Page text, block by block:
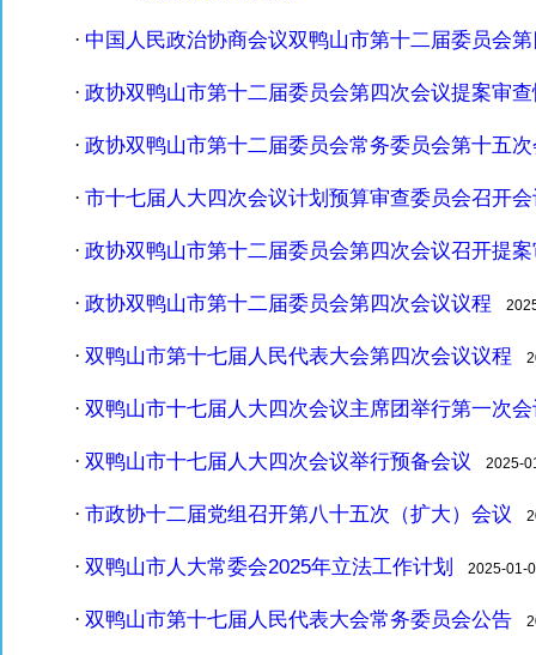
· 中国人民政治协商会议双鸭山市第十二届委员会
· 政协双鸭山市第十二届委员会第四次会议提案审
· 政协双鸭山市第十二届委员会常务委员会第十五
· 市十七届人大四次会议计划预算审查委员会召开
· 政协双鸭山市第十二届委员会第四次会议召开提
· 政协双鸭山市第十二届委员会第四次会议议程
· 双鸭山市第十七届人民代表大会第四次会议议程
· 双鸭山市十七届人大四次会议主席团举行第一次
· 双鸭山市十七届人大四次会议举行预备会议 2025-
· 市政协十二届党组召开第八十五次（扩大）会议
· 双鸭山市人大常委会2025年立法工作计划 2025-01-
· 双鸭山市第十七届人民代表大会常务委员会公告